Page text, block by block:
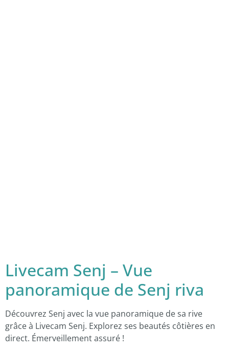
Livecam Senj – Vue
panoramique de Senj riva
Découvrez Senj avec la vue panoramique de sa rive
grâce à Livecam Senj. Explorez ses beautés côtières en
direct. Émerveillement assuré !